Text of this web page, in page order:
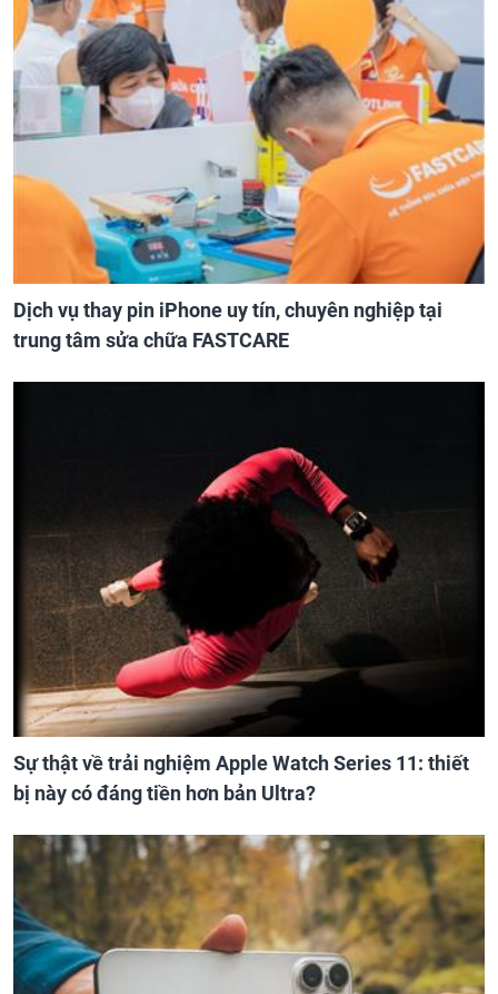
Dịch vụ thay pin iPhone uy tín, chuyên nghiệp tại
trung tâm sửa chữa FASTCARE
Sự thật về trải nghiệm Apple Watch Series 11: thiết
bị này có đáng tiền hơn bản Ultra?